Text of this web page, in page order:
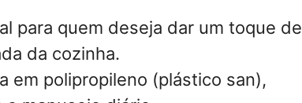
para quem deseja dar um toque de
da cozinha.
em polipropileno (plástico san),